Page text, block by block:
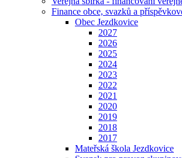
Finance obce, svazků a
Obec Jezdkovice
2027
2026
2025
2024
2023
2022
2021
2020
2019
2018
2017
Mateřská škola Jezdkovice